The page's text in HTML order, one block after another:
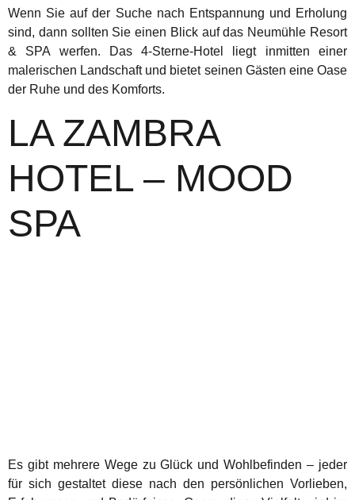
Wenn Sie auf der Suche nach Entspannung und Erholung
sind, dann sollten Sie einen Blick auf das Neumühle Resort
& SPA werfen. Das 4-Sterne-Hotel liegt inmitten einer
malerischen Landschaft und bietet seinen Gästen eine Oase
der Ruhe und des Komforts.
LA ZAMBRA
HOTEL – MOOD
SPA
Es gibt mehrere Wege zu Glück und Wohlbefinden – jeder
für sich gestaltet diese nach den persönlichen Vorlieben,